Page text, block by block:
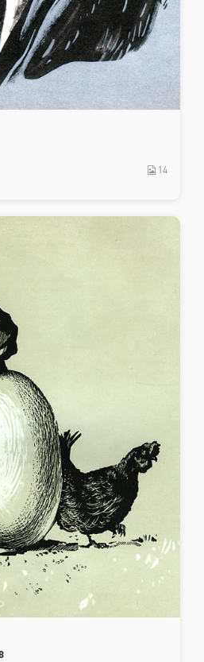
14